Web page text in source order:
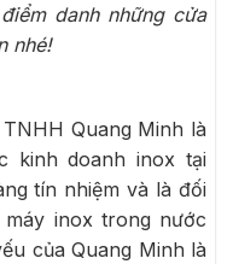
danh những cửa
nhé!
Quang Minh là
kinh doanh inox tại
tín nhiệm và là đối
inox trong nước
của Quang Minh là